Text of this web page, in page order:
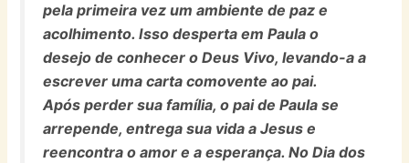
pela primeira vez um ambiente de paz e
acolhimento. Isso desperta em Paula o
desejo de conhecer o Deus Vivo, levando-a a
escrever uma carta comovente ao pai.
Após perder sua família, o pai de Paula se
arrepende, entrega sua vida a Jesus e
reencontra o amor e a esperança. No Dia dos